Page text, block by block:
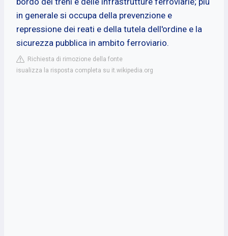
in generale si occupa della prevenzione e
repressione dei reati e della tutela dell'ordine e la
sicurezza pubblica in ambito ferroviario.
Richiesta di rimozione della fonte
isualizza la risposta completa su it.wikipedia.org